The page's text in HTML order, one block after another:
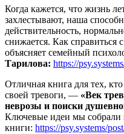
Когда кажется, что жизнь
захлестывают, наша
действительность,
снижается. Как справиться
объясняет семейный
Тарилова: https://
Отличная книга для тех,
своей тревоги, — «Век
неврозы и поиски
Ключевые идеи мы собрали
книги: https://psy.systems/